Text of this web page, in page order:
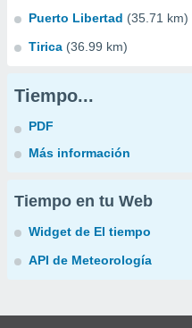
Puerto Libertad (35.71 km)
Tirica (36.99 km)
Tiempo...
PDF
Más información
Tiempo en tu Web
Widget de El tiempo
API de Meteorología